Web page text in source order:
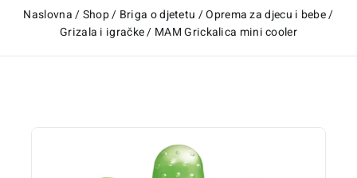
Naslovna/Shop/ Briga o djetetu /Oprema za djecu i bebe/
Grizala i igračke/ MAM Grickalica mini cooler